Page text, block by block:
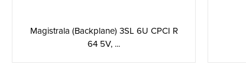
Magistrala (Backplane) 3SL 6U CPCI R
64 5V, ...